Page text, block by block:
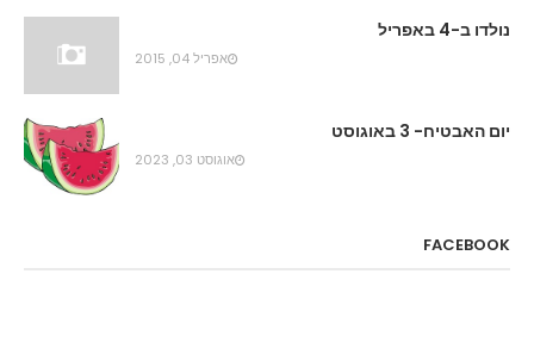
נולדו ב-4 באפריל
אפריל 04, 2015
יום האבטיח- 3 באוגוסט
אוגוסט 03, 2023
FACEBOOK